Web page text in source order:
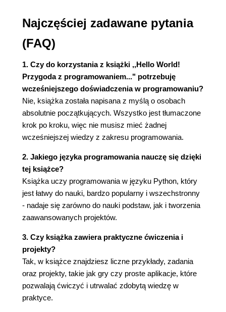
Wprowadzanie liczb (50)
Pobieranie danych z sieci (52)
Czym jest GUI? (55)
Nasz pierwszy GUI (56)
Dane wejściowe w przypadku GUI (57)
Wybierz swój smak (58)
Gra w odgadywanie liczb... powraca (61)
Inne elementy GUI (62)
Sprawdzanie warunków (65)
Wcięcia (67)
Czy ja widzę podwójnie? (68)
Inne rodzaje porównań (69)
Co się stanie, gdy warunek nie zostanie
spełniony? (70)
Sprawdzanie więcej niż jednego warunku (72)
Słowo kluczowe and (73)
Słowo kluczowe or (74)
Słowo kluczowe not (74)
8. Pętla w pętli (78)
Pętle licznikowe (79)
Najczęściej zadawane pytania
(FAQ)
1. Czy do korzystania z książki ,,Hello World!
Przygoda z programowaniem..." potrzebuję
wcześniejszego doświadczenia w programowaniu?
Nie, książka została napisana z myślą o osobach
absolutnie początkujących. Wszystko jest tłumaczone
krok po kroku, więc nie musisz mieć żadnej
wcześniejszej wiedzy z zakresu programowania.
2. Jakiego języka programowania nauczę się dzięki
tej książce?
Książka uczy programowania w języku Python, który
jest łatwy do nauki, bardzo popularny i wszechstronny
- nadaje się zarówno do nauki podstaw, jak i tworzenia
zaawansowanych projektów.
3. Czy książka zawiera praktyczne ćwiczenia i
projekty?
Tak, w książce znajdziesz liczne przykłady, zadania
oraz projekty, takie jak gry czy proste aplikacje, które
pozwalają ćwiczyć i utrwalać zdobytą wiedzę w
praktyce.